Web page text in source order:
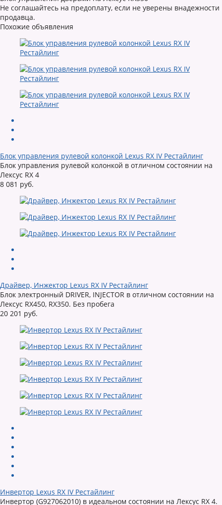
Не соглашайтесь на предоплату, если не уверены внадежности
продавца.
Похожие объявления
Блок управления рулевой колонкой Lexus RX IV Рестайлинг
Блок управления рулевой колонкой в отличном состоянии на
Лексус RX 4
8 081 руб.
Драйвер, Инжектор Lexus RX IV Рестайлинг
Блок электронный DRIVER, INJECTOR в отличном состоянии на
Лексус RX450, RX350. Без пробега
20 201 руб.
Инвертор Lexus RX IV Рестайлинг
Инвертор (G927062010) в идеальном состоянии на Лексус RX 4.